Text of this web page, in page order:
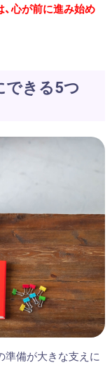
心が前に進み始め
できる5つ
準備が大きな支えに